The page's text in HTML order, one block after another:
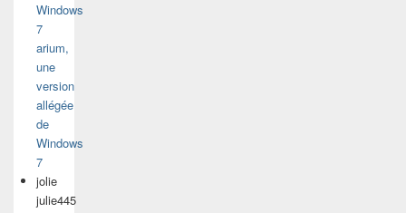
Windows
7
arium,
une
version
allégée
de
Windows
7
jolie
julie445